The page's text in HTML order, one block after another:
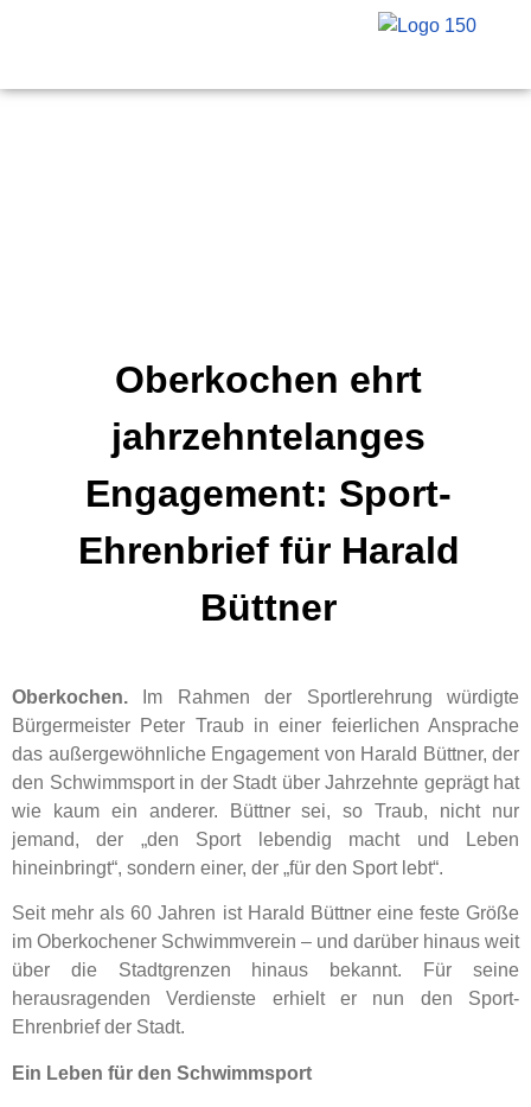
Oberkochen ehrt
jahrzehntelanges
Engagement: Sport-
Ehrenbrief für Harald
Büttner
Oberkochen. Im Rahmen der Sportlerehrung würdigte
Bürgermeister Peter Traub in einer feierlichen Ansprache
das außergewöhnliche Engagement von Harald Büttner, der
den Schwimmsport in der Stadt über Jahrzehnte geprägt hat
wie kaum ein anderer. Büttner sei, so Traub, nicht nur
jemand, der „den Sport lebendig macht und Leben
hineinbringt“, sondern einer, der „für den Sport lebt“.
Seit mehr als 60 Jahren ist Harald Büttner eine feste Größe
im Oberkochener Schwimmverein – und darüber hinaus weit
über die Stadtgrenzen hinaus bekannt. Für seine
herausragenden Verdienste erhielt er nun den Sport-
Ehrenbrief der Stadt.
Ein Leben für den Schwimmsport